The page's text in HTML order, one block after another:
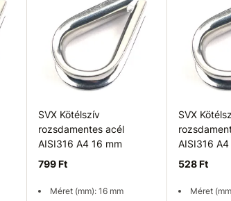
SVX Kötélszív
rozsdamentes acél
AISI316 A4 16 mm
799 Ft
Méret (mm): 16 mm
SVX
AISI316 A4
528 Ft
Méret